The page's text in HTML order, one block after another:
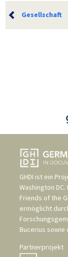
Gesellschaft
GHDI ist ein
Washington DC.
Friends of the
ermöglicht
Bucerius sowie
Partnerprojekt